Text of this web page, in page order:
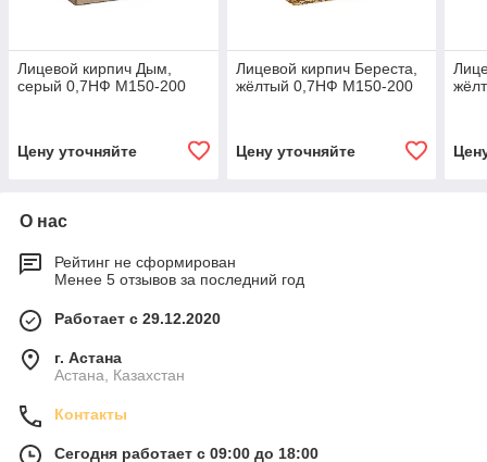
Лицевой кирпич Дым,
серый 0,7НФ M150-200
Цену уточняйте
Лицевой кирпич Береста,
жёлтый 0,7НФ M150-200
Цену уточняйте
О нас
Рейтинг не сформирован
Менее 5 отзывов за последний год
Работает с 29.12.2020
г. Астана
Астана, Казахстан
Контакты
Сегодня работает с 09:00 до 18:00